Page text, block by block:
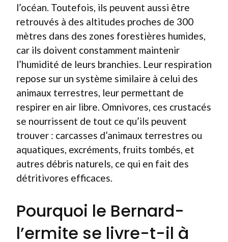
l’océan. Toutefois, ils peuvent aussi être
retrouvés à des altitudes proches de 300
mètres dans des zones forestières humides,
car ils doivent constamment maintenir
l’humidité de leurs branchies. Leur respiration
repose sur un système similaire à celui des
animaux terrestres, leur permettant de
respirer en air libre. Omnivores, ces crustacés
se nourrissent de tout ce qu’ils peuvent
trouver : carcasses d’animaux terrestres ou
aquatiques, excréments, fruits tombés, et
autres débris naturels, ce qui en fait des
détritivores efficaces.
Pourquoi le Bernard-
l’ermite se livre-t-il à